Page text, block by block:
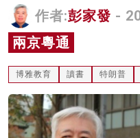
灼見活動
關於我們
作者:彭家發 -
兩京粵通
博雅教育 讀書 特朗普